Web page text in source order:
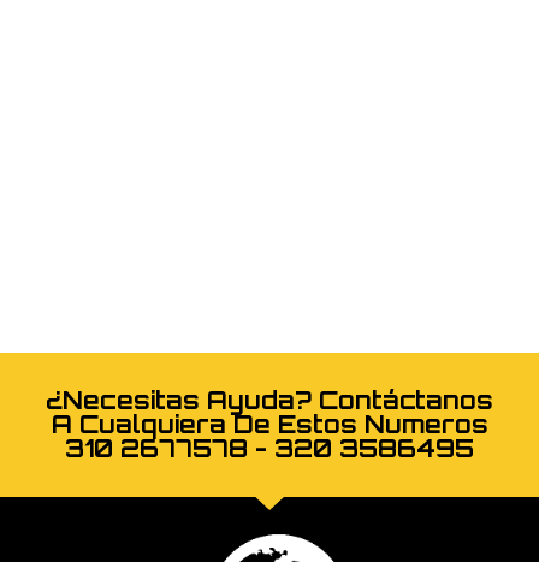
¿Necesitas Ayuda? Contáctanos
A Cualquiera De Estos Numeros
310 2677578 - 320 3586495